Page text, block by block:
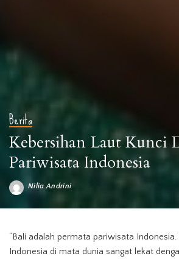
Berita
Kebersihan Laut Kunci
Pariwisata Indonesia
Posted
Nilia Andrini
“Bali adalah permata pariwisata
Indonesia di mata dunia sangat lekat